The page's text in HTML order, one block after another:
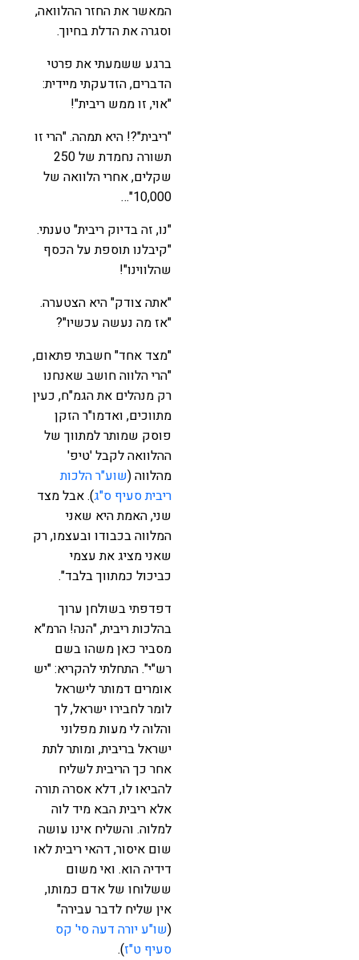
המאשר את החזר ההלוואה,
וסגרה את הדלת בחיוך.
ברגע ששמעתי את פרטי
הדברים, הזדעקתי מיידית:
"אוי, זו ממש ריבית"!
"ריבית"?! היא תמהה. "הרי זו
תשורה נחמדת של 250
שקלים, אחרי הלוואה של
10,000"…
"נו, זה בדיוק ריבית" טענתי.
"קיבלנו תוספת על הכסף
שהלווינו"!
"אתה צודק" היא הצטערה.
"אז מה נעשה עכשיו"?
"מצד אחד" חשבתי פתאום,
"הרי הלווה חושב שאנחנו
רק מנהלים את הגמ"ח, כעין
מתווכים, ואדמו"ר הזקן
פוסק שמותר למתווך של
ההלוואה לקבל 'טיפ'
מהלווה (שוע"ר הלכות
ריבית סעיף ס"ג). אבל מצד
שני, האמת היא שאני
המלווה בכבודו ובעצמו, רק
שאני מציג את עצמי
כביכול כמתווך בלבד".
דפדפתי בשולחן ערוך
בהלכות ריבית, "הנה! הרמ"א
מסביר כאן משהו בשם
רש"י". התחלתי להקריא: "יש
אומרים דמותר לישראל
לומר לחבירו ישראל, לך
והלוה לי מעות מפלוני
ישראל בריבית, ומותר לתת
אחר כך הריבית לשליח
להביאו לו, דלא אסרה תורה
אלא ריבית הבא מיד לוה
למלוה. והשליח אינו עושה
שום איסור, דהאי ריבית לאו
דידיה הוא. ואי משום
ששלוחו של אדם כמותו,
אין שליח לדבר עבירה"
(שו"ע יורה דעה סי' קס
סעיף ט"ז).